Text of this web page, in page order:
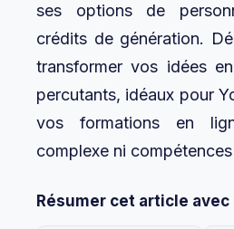
ses options de
crédits de génération.
transformer vos idées
percutants, idéaux pour
vos formations en
complexe ni
Résumer cet article avec